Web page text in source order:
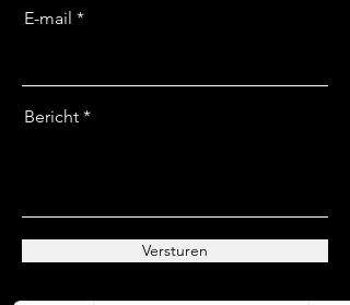
E-mail
Bericht
Versturen